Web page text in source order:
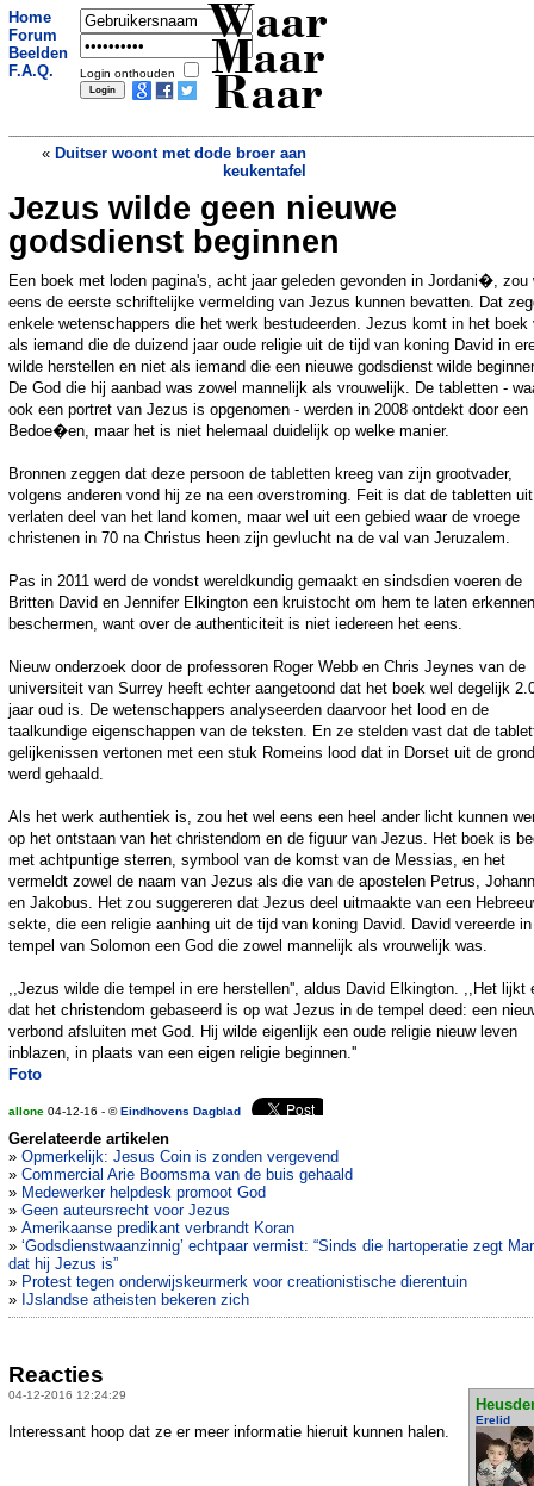
Home
Forum
Beelden
F.A.Q.
Login onthouden
Waar
Maar
Raar
« Duitser woont met dode broer aan
keukentafel
Ruzie om Chinese mummie in
Nederland »
Jezus wilde geen nieuwe
godsdienst beginnen
Een boek met loden pagina's, acht jaar geleden gevonden in Jordani�, zou
eens de eerste schriftelijke vermelding van Jezus kunnen bevatten. Dat
enkele wetenschappers die het werk bestudeerden. Jezus komt in het boek
als iemand die de duizend jaar oude religie uit de tijd van koning David in
wilde herstellen en niet als iemand die een nieuwe godsdienst wilde
De God die hij aanbad was zowel mannelijk als vrouwelijk. De tabletten -
ook een portret van Jezus is opgenomen - werden in 2008 ontdekt door een
Bedoe�en, maar het is niet helemaal duidelijk op welke manier.
Bronnen zeggen dat deze persoon de tabletten kreeg van zijn grootvader,
volgens anderen vond hij ze na een overstroming. Feit is dat de tabletten
verlaten deel van het land komen, maar wel uit een gebied waar de vroege
christenen in 70 na Christus heen zijn gevlucht na de val van Jeruzalem.
Pas in 2011 werd de vondst wereldkundig gemaakt en sindsdien voeren de
Britten David en Jennifer Elkington een kruistocht om hem te laten
beschermen, want over de authenticiteit is niet iedereen het eens.
Nieuw onderzoek door de professoren Roger Webb en Chris Jeynes van de
universiteit van Surrey heeft echter aangetoond dat het boek wel degelijk
jaar oud is. De wetenschappers analyseerden daarvoor het lood en de
taalkundige eigenschappen van de teksten. En ze stelden vast dat de
gelijkenissen vertonen met een stuk Romeins lood dat in Dorset uit de grond
werd gehaald.
Als het werk authentiek is, zou het wel eens een heel ander licht kunnen
op het ontstaan van het christendom en de figuur van Jezus. Het boek is
met achtpuntige sterren, symbool van de komst van de Messias, en het
vermeldt zowel de naam van Jezus als die van de apostelen Petrus,
en Jakobus. Het zou suggereren dat Jezus deel uitmaakte van een
sekte, die een religie aanhing uit de tijd van koning David. David vereerde
tempel van Solomon een God die zowel mannelijk als vrouwelijk was.
,,Jezus wilde die tempel in ere herstellen'', aldus David Elkington. ,,Het lijkt
dat het christendom gebaseerd is op wat Jezus in de tempel deed: een
verbond afsluiten met God. Hij wilde eigenlijk een oude religie nieuw leven
inblazen, in plaats van een eigen religie beginnen.''
Foto
allone 04-12-16 - ©Eindhovens Dagblad
Gerelateerde artikelen
» Opmerkelijk: Jesus Coin is zonden vergevend
» Commercial Arie Boomsma van de buis gehaald
» Medewerker helpdesk promoot God
» Geen auteursrecht voor Jezus
» Amerikaanse predikant verbrandt Koran
» ‘Godsdienstwaanzinnig’ echtpaar vermist: “Sinds die hartoperatie zegt
dat hij Jezus is”
» Protest tegen onderwijskeurmerk voor creationistische dierentuin
» IJslandse atheisten bekeren zich
Reacties
04-12-2016 12:24:29
Erelid
Interessant hoop dat ze er meer informatie hieruit kunnen halen.